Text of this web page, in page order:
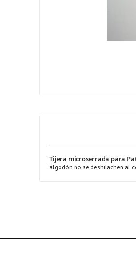
Tijera microserrada para
algodón no se deshilachen al